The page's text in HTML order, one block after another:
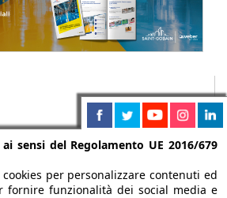
sensi del Regolamento UE 2016/679
per personalizzare contenuti ed
fornire funzionalità dei social media e